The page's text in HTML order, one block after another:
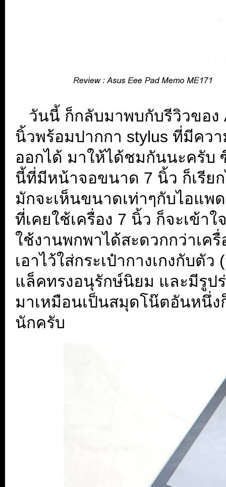
วันนี้ ก็กลับมาพบกับรีวิวของ
นิ้วพร้อมปากกา stylus ที่มีคว
ออกได้ มาให้ได้ชมกันนะครับ
นี้ที่มีหน้าจอขนาด 7 นิ้ว ก็เรีย
มักจะเห็นขนาดเท่าๆกับไอแ
ที่เคยใช้เครื่อง 7 นิ้ว ก็จะเข้า
ใช้งานพกพาได้สะดวกกว่าเค
เอาไว้ใส่กระเป๋ากางเกงกับตั
แล็คทรงอนุรักษ์นิยม และมีรูป
มาเหมือนเป็นสมุดโน๊ตอันหนึ่ง
นักครับ